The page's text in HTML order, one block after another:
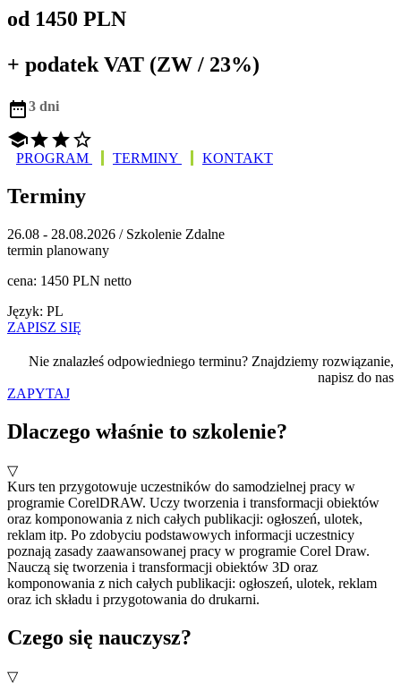
od 1450 PLN
+ podatek VAT (ZW / 23%)
3 dni

PROGRAM TERMINY KONTAKT
Terminy
26.08 - 28.08.2026 / Szkolenie Zdalne
termin planowany
cena: 1450 PLN netto
Język: PL
ZAPISZ SIĘ
Nie znalazłeś odpowiedniego terminu? Znajdziemy rozwiązanie,
napisz do nas
ZAPYTAJ
Dlaczego właśnie to szkolenie?
▽
Kurs ten przygotowuje uczestników do samodzielnej pracy w
programie CorelDRAW. Uczy tworzenia i transformacji obiektów
oraz komponowania z nich całych publikacji: ogłoszeń, ulotek,
reklam itp. Po zdobyciu podstawowych informacji uczestnicy
poznają zasady zaawansowanej pracy w programie Corel Draw.
Nauczą się tworzenia i transformacji obiektów 3D oraz
komponowania z nich całych publikacji: ogłoszeń, ulotek, reklam
oraz ich składu i przygotowania do drukarni.
Czego się nauczysz?
▽